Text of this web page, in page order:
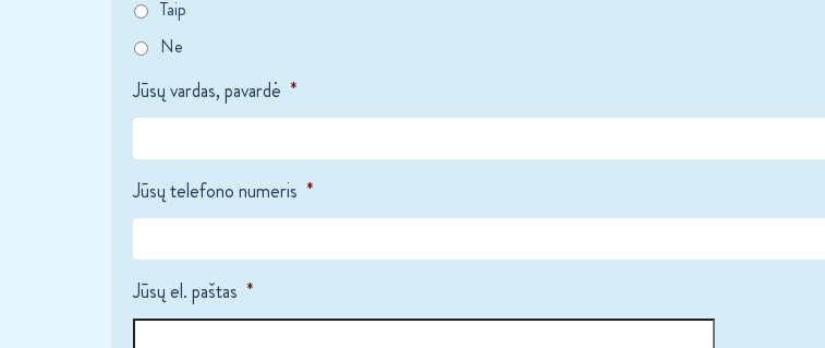
Taip
Ne
Jūsų vardas, pavardė *
Jūsų telefono numeris *
Jūsų el. paštas *